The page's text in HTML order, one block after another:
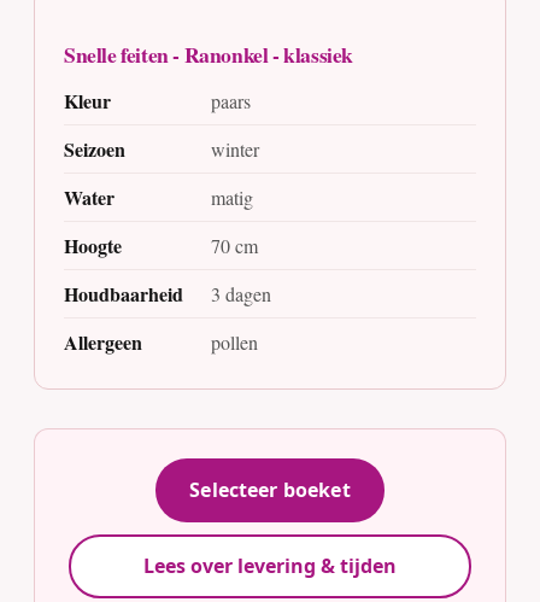
Snelle feiten - Ranonkel - klassiek
Kleur paars
Seizoen winter
Water matig
Hoogte 70 cm
Houdbaarheid 3 dagen
Allergeen pollen
Selecteer boeket
Lees over levering & tijden